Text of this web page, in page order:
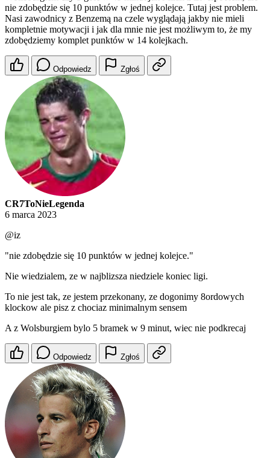
nie zdobędzie się 10 punktów w jednej kolejce. Tutaj jest problem.
Nasi zawodnicy z Benzemą na czele wyglądają jakby nie mieli
kompletnie motywacji i jak dla mnie nie jest możliwym to, że my
zdobędziemy komplet punktów w 14 kolejkach.
Odpowiedz Zgłoś
CR7ToNieLegenda
6 marca 2023
@iz
"nie zdobędzie się 10 punktów w jednej kolejce."
Nie wiedzialem, ze w najblizsza niedziele koniec ligi.
To nie jest tak, ze jestem przekonany, ze dogonimy 8ordowych
klockow ale pisz z chociaz minimalnym sensem
A z Wolsburgiem bylo 5 bramek w 9 minut, wiec nie podkrecaj
Odpowiedz Zgłoś